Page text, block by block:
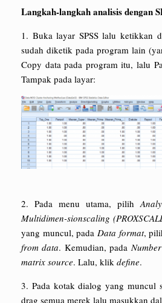
Langkah-langkah analisis dengan
1. Buka layar SPSS lalu ketikkan
sudah diketik pada program lain
Copy data pada program itu, lalu
Tampak pada layar:
2. Pada menu utama, pilih
Multidimen-sionscaling
yang muncul, pada Data format,
from data. Kemudian, pada
matrix source. Lalu, klik define.
3. Pada kotak dialog yang muncul
drag semua merek lalu masukkan